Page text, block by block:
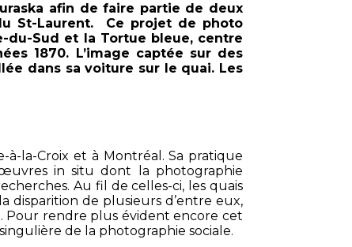
afin de faire partie de deux
St-Laurent. Ce projet de photo
du-Sud et la Tortue bleue, centre
1870. L’image captée sur des
dans sa voiture sur le quai. Les
à-la-Croix et à Montréal. Sa pratique
œuvres in situ dont la photographie
Au fil de celles-ci, les quais
disparition de plusieurs d’entre eux,
Pour rendre plus évident encore cet
de la photographie sociale.